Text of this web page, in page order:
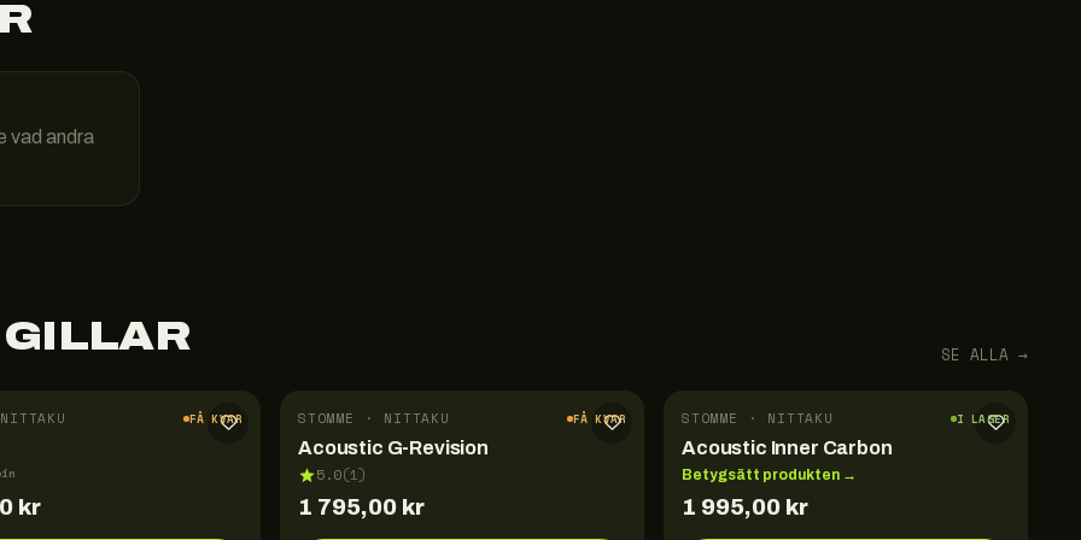
vad andra
SE ALLA →
FÅ KVAR
kr
STOMME · NITTAKU FÅ KVAR
Acoustic G-Revision
5.0(1)
1 795,00 kr
STOMME · NITTAKU I LAGER
Acoustic Inner Carbon
Betygsätt produkten →
1 995,00 kr